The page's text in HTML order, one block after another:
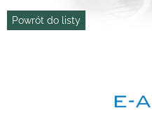
Powrót do listy